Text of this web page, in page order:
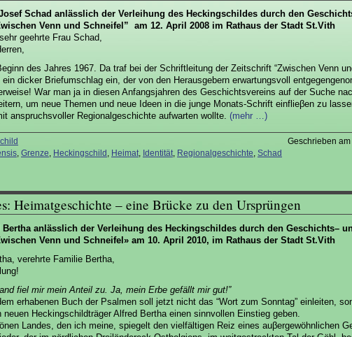
Schad anlässlich der Verleihung des Heckingschildes durch den
Venn und Schneifel” am 12. April 2008 im Rathaus der Stadt St.Vith
geehrte Frau Schad,
des Jahres 1967. Da traf bei der Schriftleitung der Zeitschrift “Zwischen Venn
dicker Briefumschlag ein, der von den Herausgebern erwartungsvoll
War man ja in diesen Anfangsjahren des Geschichtsvereins auf der Suche
um neue Themen und neue Ideen in die junge Monats-Schrift einflieβen zu
anspruchsvoller Regionalgeschichte aufwarten wollte. (mehr …)
Geschrieben am
, Grenze, Heckingschild , Heimat, Identität, Regionalgeschichte, Schad
Heimatgeschichte – eine Brücke zu den Ursprüngen
anlässlich der Verleihung des Heckingschildes durch den Geschichts–
Venn und Schneifel» am 10. April 2010, im Rathaus der Stadt St.Vith
verehrte Familie Bertha,
fiel mir mein Anteil zu. Ja, mein Erbe gefällt mir gut!”
erhabenen Buch der Psalmen soll jetzt nicht das “Wort zum Sonntag” einleiten,
neuen Heckingschildträger Alfred Bertha einen sinnvollen Einstieg geben.
Landes, den ich meine, spiegelt den vielfältigen Reiz eines auβergewöhnlichen